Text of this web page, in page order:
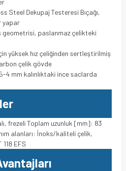
Steel Dekupaj Testeresi Bıçağı,
yapar
paslanmaz çelikteki
yüksek hız çeliğinden sertleştirilmiş
çelik gövde
4 mm kalınlıktaki ince saclarda
frezeli Toplam uzunluk [mm]: 83
alanları: İnoks/kaliteli çelik,
EFS